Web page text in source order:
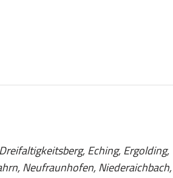
Eching, Ergolding,
Neufraunhofen, Niederaichbach,